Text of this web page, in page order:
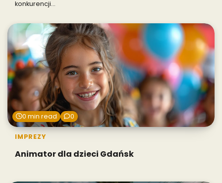
konkurencji…
0 min read 0
IMPREZY
Animator dla dzieci Gdańsk